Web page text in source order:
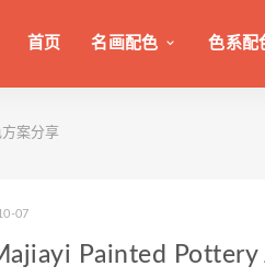
首页 名画配色 色系配
方案分享
07
Painted Pottery